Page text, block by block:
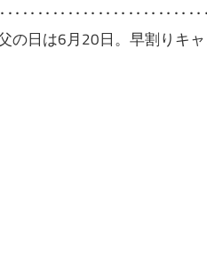
6月20日。早割りキャン